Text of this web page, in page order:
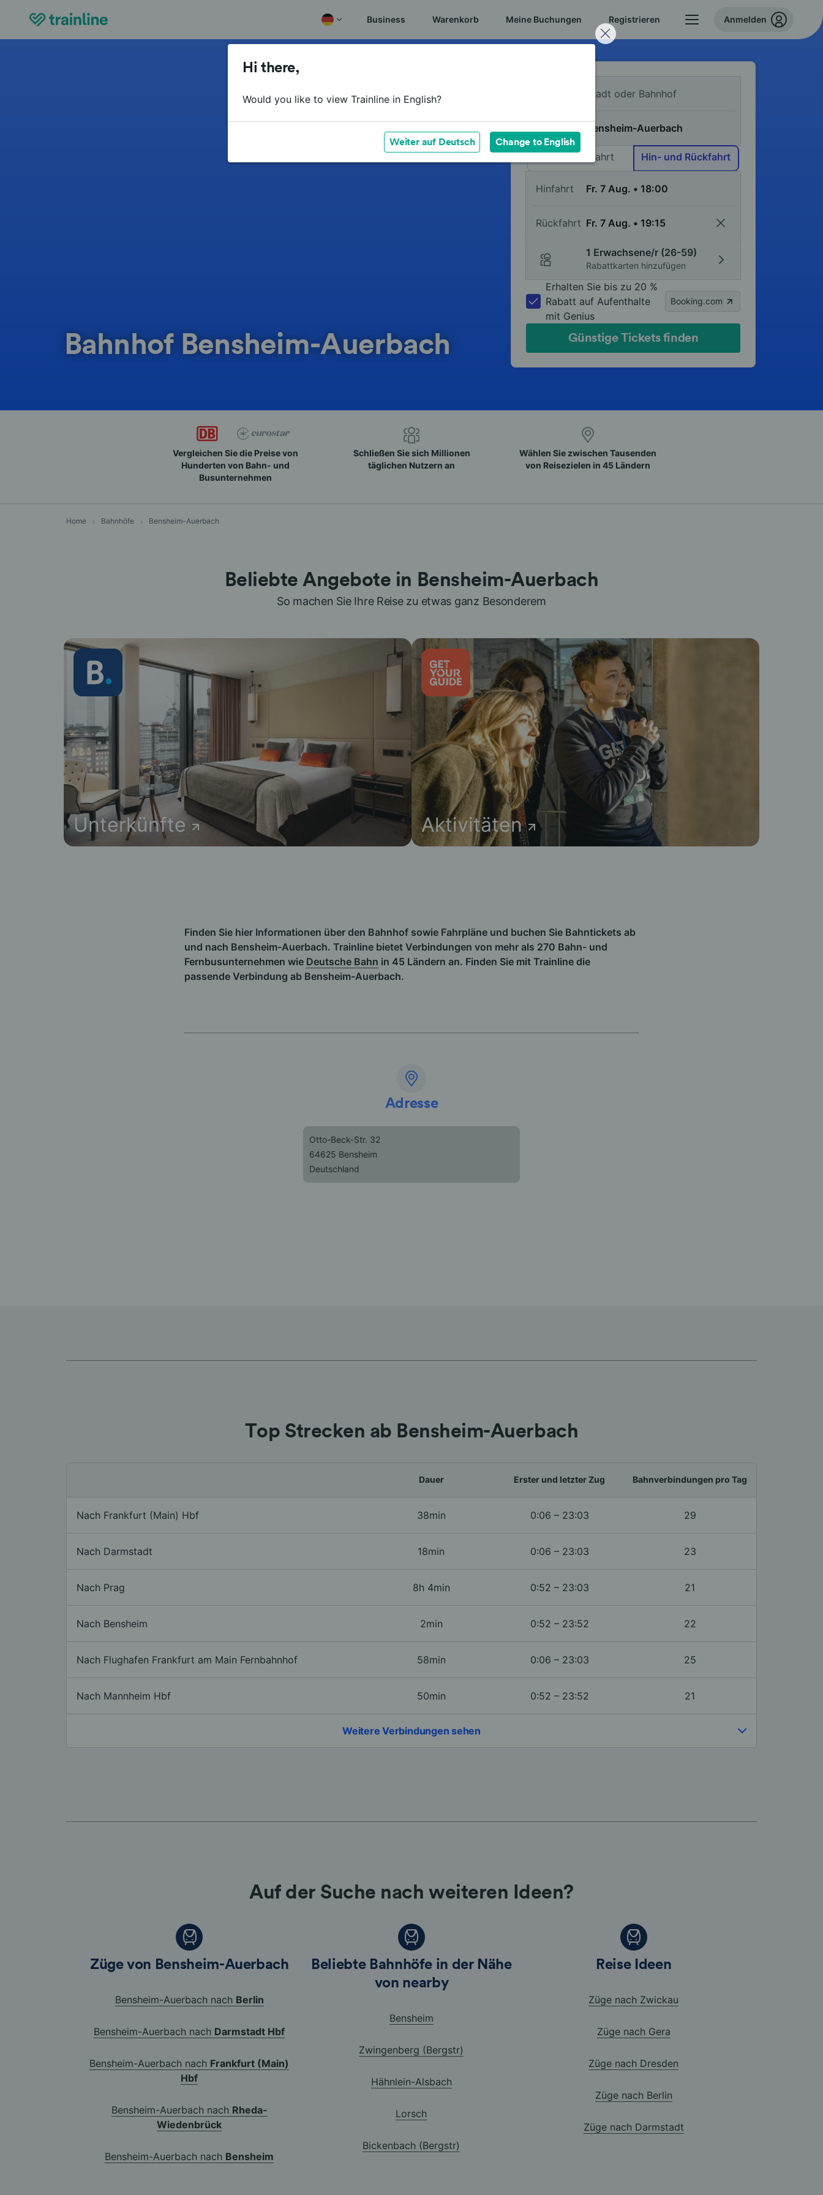
Business Warenkorb Meine Buchungen Registrieren Anmelden
Bahnhof Bensheim-Auerbach
Einfache Fahrt Hin- und Rückfahrt
Hinfahrt
Rückfahrt
1 Erwachsene/r (26-59)
Rabattkarten hinzufügen
Erhalten Sie bis zu 20 %
Rabatt auf Aufenthalte
mit Genius
Booking.com
Günstige Tickets finden
Vergleichen Sie die Preise von
Hunderten von Bahn- und
Busunternehmen
Schließen Sie sich Millionen
täglichen Nutzern an
Wählen Sie zwischen Tausenden
von Reisezielen in 45 Ländern
Home Bahnhöfe Bensheim-Auerbach
Beliebte Angebote in Bensheim-Auerbach
So machen Sie Ihre Reise zu etwas ganz Besonderem
Unterkünfte Aktivitäten
Finden Sie hier Informationen über den Bahnhof sowie Fahrpläne und buchen Sie Bahntickets ab
und nach Bensheim-Auerbach. Trainline bietet Verbindungen von mehr als 270 Bahn- und
Fernbusunternehmen wie Deutsche Bahn in 45 Ländern an. Finden Sie mit Trainline die
passende Verbindung ab Bensheim-Auerbach.
Adresse
Otto-Beck-Str. 32
64625 Bensheim
Deutschland
Top Strecken ab Bensheim-Auerbach
Dauer Erster und letzter Zug Bahnverbindungen pro Tag
Nach Frankfurt (Main) Hbf 38min 0:06 – 23:03 29
Nach Darmstadt 18min 0:06 – 23:03 23
Nach Prag 8h 4min 0:52 – 23:03 21
Nach Bensheim 2min 0:52 – 23:52 22
Nach Flughafen Frankfurt am Main Fernbahnhof 58min 0:06 – 23:03 25
Nach Mannheim Hbf 50min 0:52 – 23:52 21
Weitere Verbindungen sehen
Auf der Suche nach weiteren Ideen?
Züge von Bensheim-Auerbach
Bensheim-Auerbach nach Berlin
Bensheim-Auerbach nach Darmstadt Hbf
Bensheim-Auerbach nach Frankfurt (Main)
Hbf
Bensheim-Auerbach nach Rheda-
Wiedenbrück
Bensheim-Auerbach nach Bensheim
Beliebte Bahnhöfe in der Nähe
von nearby
Bensheim
Zwingenberg (Bergstr)
Hähnlein-Alsbach
Lorsch
Bickenbach (Bergstr)
Reise Ideen
Züge nach Zwickau
Züge nach Gera
Züge nach Dresden
Züge nach Berlin
Züge nach Darmstadt
Hi there,
Would you like to view Trainline in English?
Weiter auf Deutsch Change to English